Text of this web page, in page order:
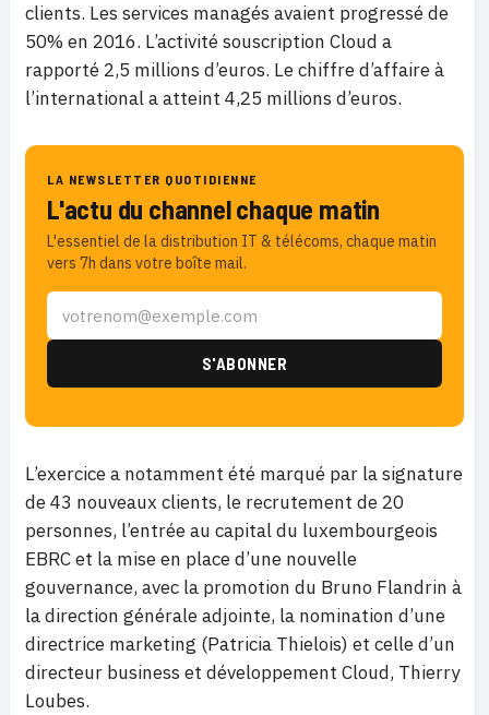
clients. Les services managés avaient progressé de
50% en 2016. L’activité souscription Cloud a
rapporté 2,5 millions d’euros. Le chiffre d’affaire à
l’international a atteint 4,25 millions d’euros.
LA NEWSLETTER QUOTIDIENNE
L'actu du channel chaque matin
L'essentiel de la distribution IT & télécoms, chaque matin
vers 7h dans votre boîte mail.
L’exercice a notamment été marqué par la signature
de 43 nouveaux clients, le recrutement de 20
personnes, l’entrée au capital du luxembourgeois
EBRC et la mise en place d’une nouvelle
gouvernance, avec la promotion du Bruno Flandrin à
la direction générale adjointe, la nomination d’une
directrice marketing (Patricia Thielois) et celle d’un
directeur business et développement Cloud, Thierry
Loubes.